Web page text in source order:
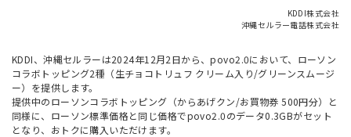
KDDI株式会社
沖縄セルラー電話株式会社
KDDI、沖縄セルラーは2024年12月2日から、povo2.0において、ローソン
コラボトッピング2種（生チョコトリュフ クリーム入り/グリーンスムージ
ー）を提供します。
提供中のローソンコラボトッピング（からあげクン/お買物券 500円分）と
同様に、ローソン標準価格と同じ価格でpovo2.0のデータ0.3GBがセット
となり、おトクに購入いただけます。